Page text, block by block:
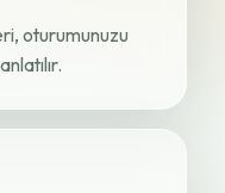
oturumunuzu